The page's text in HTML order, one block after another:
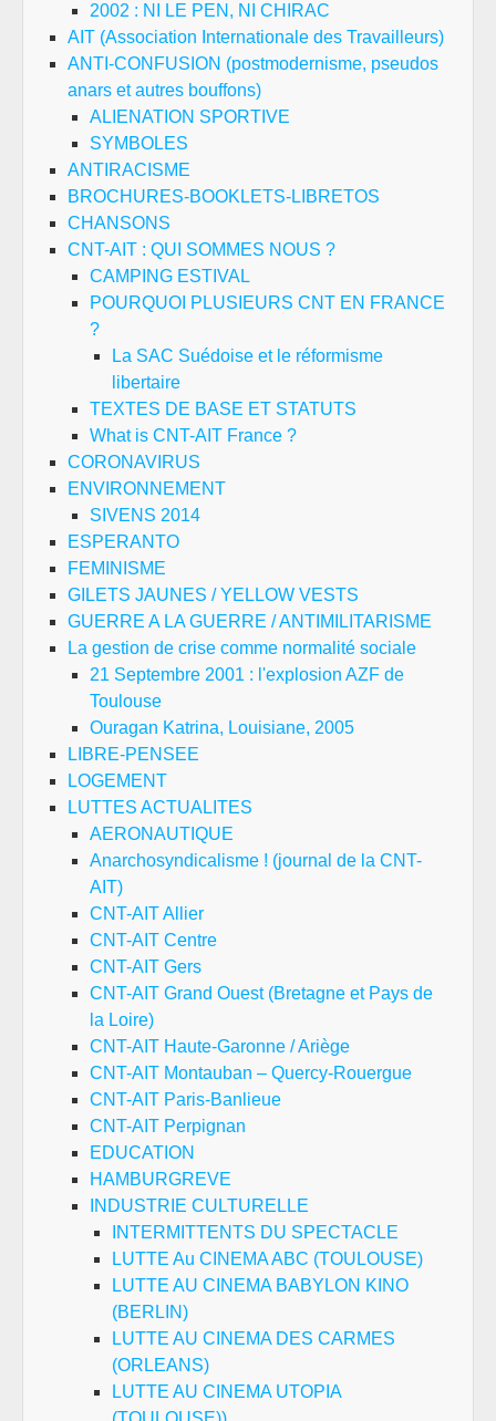
2002 : NI LE PEN, NI CHIRAC
AIT (Association Internationale des Travailleurs)
ANTI-CONFUSION (postmodernisme, pseudos
anars et autres bouffons)
ALIENATION SPORTIVE
SYMBOLES
ANTIRACISME
BROCHURES-BOOKLETS-LIBRETOS
CHANSONS
CNT-AIT : QUI SOMMES NOUS ?
CAMPING ESTIVAL
POURQUOI PLUSIEURS CNT EN FRANCE
?
La SAC Suédoise et le réformisme
libertaire
TEXTES DE BASE ET STATUTS
What is CNT-AIT France ?
CORONAVIRUS
ENVIRONNEMENT
SIVENS 2014
ESPERANTO
FEMINISME
GILETS JAUNES / YELLOW VESTS
GUERRE A LA GUERRE / ANTIMILITARISME
La gestion de crise comme normalité sociale
21 Septembre 2001 : l'explosion AZF de
Toulouse
Ouragan Katrina, Louisiane, 2005
LIBRE-PENSEE
LOGEMENT
LUTTES ACTUALITES
AERONAUTIQUE
Anarchosyndicalisme ! (journal de la CNT-
AIT)
CNT-AIT Allier
CNT-AIT Centre
CNT-AIT Gers
CNT-AIT Grand Ouest (Bretagne et Pays de
la Loire)
CNT-AIT Haute-Garonne / Ariège
CNT-AIT Montauban – Quercy-Rouergue
CNT-AIT Paris-Banlieue
CNT-AIT Perpignan
EDUCATION
HAMBURGREVE
INDUSTRIE CULTURELLE
INTERMITTENTS DU SPECTACLE
LUTTE Au CINEMA ABC (TOULOUSE)
LUTTE AU CINEMA BABYLON KINO
(BERLIN)
LUTTE AU CINEMA DES CARMES
(ORLEANS)
LUTTE AU CINEMA UTOPIA